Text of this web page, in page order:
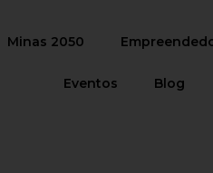
Minas 2050
Eventos Blog